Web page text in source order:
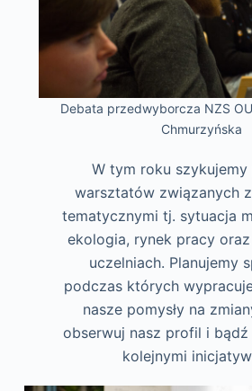
Debata przedwyborcza NZS
Chmurzyńska
W tym roku szykujemy
warsztatów związanych
tematycznymi tj. sytuacja
ekologia, rynek pracy
uczelniach. Planujemy
podczas których
nasze pomysły na
obserwuj nasz profil i
kolejnymi